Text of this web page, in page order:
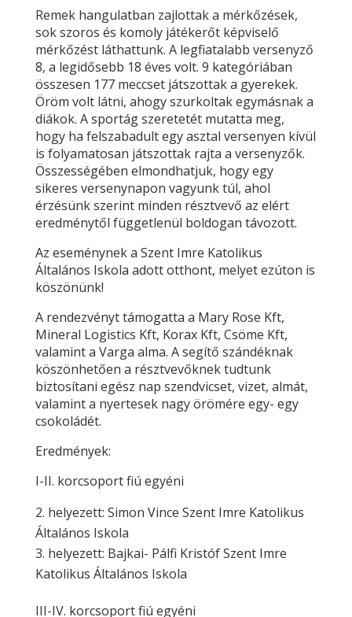
Remek hangulatban zajlottak a mérkőzések,
sok szoros és komoly játékerőt képviselő
mérkőzést láthattunk. A legfiatalabb versenyző
8, a legidősebb 18 éves volt. 9 kategóriában
összesen 177 meccset játszottak a gyerekek.
Öröm volt látni, ahogy szurkoltak egymásnak a
diákok. A sportág szeretetét mutatta meg,
hogy ha felszabadult egy asztal versenyen kívül
is folyamatosan játszottak rajta a versenyzők.
Összességében elmondhatjuk, hogy egy
sikeres versenynapon vagyunk túl, ahol
érzésünk szerint minden résztvevő az elért
eredménytől függetlenül boldogan távozott.
Az eseménynek a Szent Imre Katolikus
Általános Iskola adott otthont, melyet ezúton is
köszönünk!
A rendezvényt támogatta a Mary Rose Kft,
Mineral Logistics Kft, Korax Kft, Csöme Kft,
valamint a Varga alma. A segítő szándéknak
köszönhetően a résztvevőknek tudtunk
biztosítani egész nap szendvicset, vizet, almát,
valamint a nyertesek nagy örömére egy- egy
csokoládét.
Eredmények:
I-II. korcsoport fiú egyéni
helyezett: Simon Vince Szent Imre Katolikus
Általános Iskola
helyezett: Bajkai- Pálfi Kristóf Szent Imre
Katolikus Általános Iskola
III-IV. korcsoport fiú egyéni